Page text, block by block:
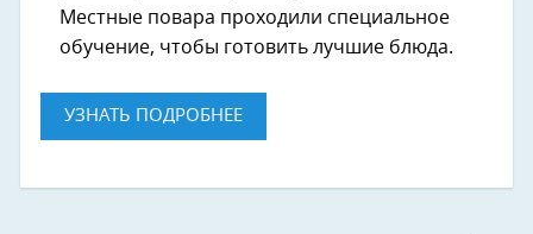
Местные повара проходили специальное
обучение, чтобы готовить лучшие блюда.
УЗНАТЬ ПОДРОБНЕЕ